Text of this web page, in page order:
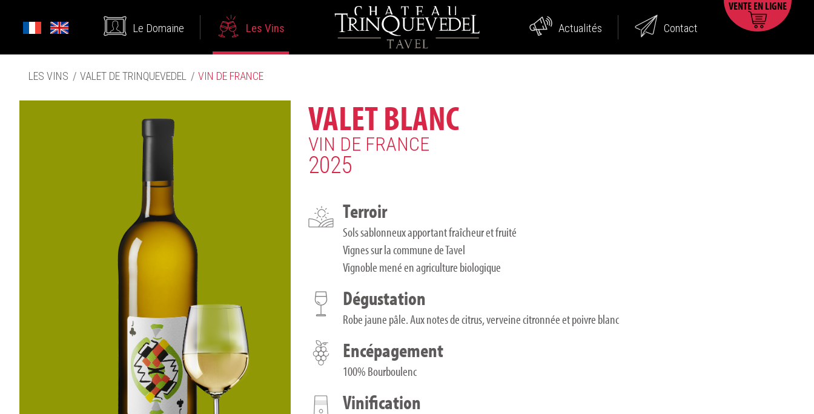
Le Domaine Les Vins Actualités Contact
VENTE EN LIGNE
LES VINS VALET DE TRINQUEVEDEL VIN DE FRANCE
VIN DE FRANCE
VALET BLANC
2025
Terroir
Sols sablonneux apportant fraîcheur et fruité
Vignes sur la commune de Tavel
Vignoble mené en agriculture biologique
Dégustation
Robe jaune pâle. Aux notes de citrus, verveine citronnée et poivre blanc
Encépagement
100% Bourboulenc
Vinification